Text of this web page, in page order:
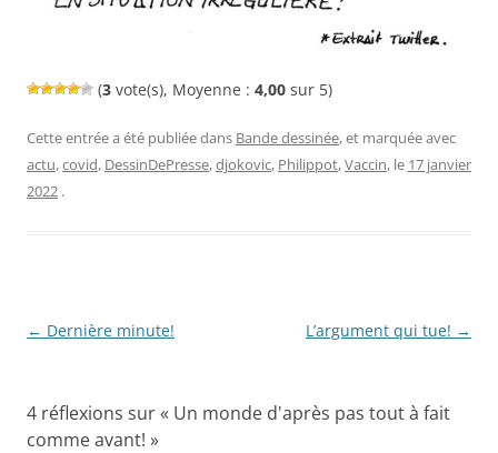
(3 vote(s), Moyenne : 4,00 sur 5)
Cette entrée a été publiée dans Bande dessinée, et marquée avec
actu,covid, DessinDePresse,djokovic, Philippot,Vaccin, le 17 janvier
2022 .
Navigation
← Dernière minute! L’argument qui tue! →
4 réflexions sur « Un monde d'après pas tout à fait
comme avant! »